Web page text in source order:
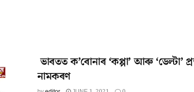
ভাৰতত ক’ৰোনাৰ ‘কপ্পা’ আৰু ‘ডেল্টা’
নামকৰণ